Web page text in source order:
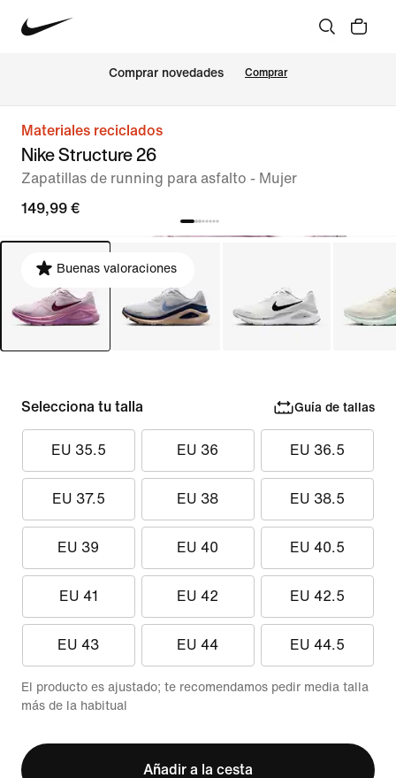
Comprar novedades Comprar
Materiales reciclados
Nike Structure 26
Zapatillas de running para asfalto - Mujer
149,99 €
Buenas valoraciones
Selecciona tu talla Guía de tallas
EU 35.5 EU 36 EU 36.5
EU 37.5 EU 38 EU 38.5
EU 39 EU 40 EU 40.5
EU 41 EU 42 EU 42.5
EU 43 EU 44 EU 44.5
El producto es ajustado; te recomendamos pedir media talla
más de la habitual
Añadir a la cesta